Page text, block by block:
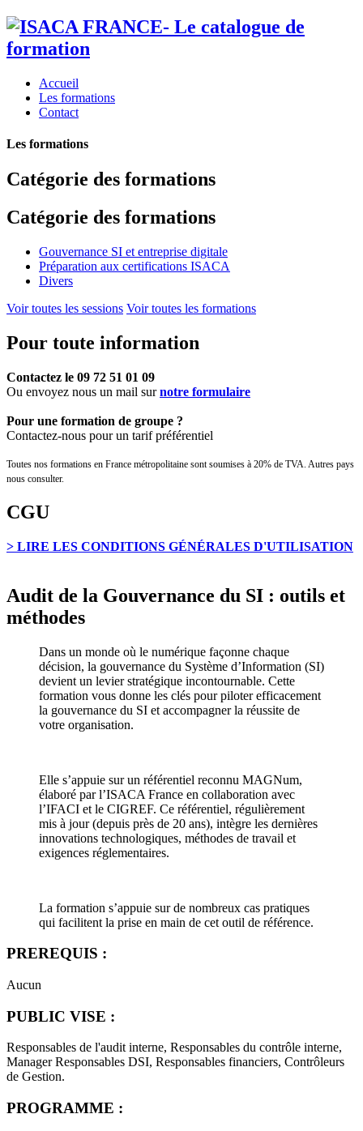
Accueil
Les formations
Contact
Les formations
Catégorie des formations
Catégorie des formations
Gouvernance SI et entreprise digitale
Préparation aux certifications ISACA
Divers
Voir toutes les sessions Voir toutes les formations
Pour toute information
Contactez le 09 72 51 01 09
Ou envoyez nous un mail surnotre formulaire
Pour une formation de groupe ?
Contactez-nous pour un tarif préférentiel
Toutes nos formations en France métropolitaine sont soumises à 20% de TVA. Autres pays
nous consulter.
CGU
> LIRE LES CONDITIONS GÉNÉRALES D'UTILISATION
Audit de la Gouvernance du SI : outils et
méthodes
Dans un monde où le numérique façonne chaque
décision, la gouvernance du Système d’Information (SI)
devient un levier stratégique incontournable. Cette
formation vous donne les clés pour piloter efficacement
la gouvernance du SI et accompagner la réussite de
votre organisation.
Elle s’appuie sur un référentiel reconnu MAGNum,
élaboré par l’ISACA France en collaboration avec
l’IFACI et le CIGREF. Ce référentiel, régulièrement
mis à jour (depuis près de 20 ans), intègre les dernières
innovations technologiques, méthodes de travail et
exigences réglementaires.
La formation s’appuie sur de nombreux cas pratiques
qui facilitent la prise en main de cet outil de référence.
PREREQUIS :
Aucun
PUBLIC VISE :
Responsables de l'audit interne, Responsables du contrôle interne,
Manager Responsables DSI, Responsables financiers, Contrôleurs
de Gestion.
PROGRAMME :